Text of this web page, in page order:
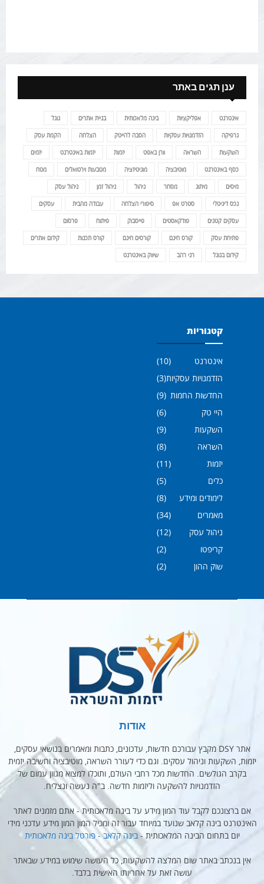
ענן תגים באתר
אינטרנט אפליקציות בינה מלאכותית בניית אתרים גוגל
גרפיקה הזדמנויות עסקיות הסבה להייטק הצלחה הקמת עסק
השקעות השראה וורן באפט יזמות יזמות באינטרנט יזמים
כסף באינטרנט מוטיבציה מוניטיזציה מטבעות וירטואלים מטח
מיסים מיתוג מסחר ניהול ניהול זמן ניהול עסק
נכס דיגיטלי סטרט אפ סיפורי הצלחה עבודה מהבית עסקים
עסקים קטנים פודקאסטים פייסבוק פיתוח פרסום
פתיחת עסק קורס חינם קורסים חינם קורס תכנות קידום אתרים
קידום בגוגל רני רהב שיווק באינטרנט
קטגוריות
אינטרנט
(10)
הזדמנויות עסקיות(3)
החדשות החמות (9)
היי טק
(6)
השקעות
(9)
השראה
(8)
יזמות
(11)
כלים
(5)
לימודים ומידע
(8)
מאמרים
(34)
ניהול עסק
(12)
קריפטו
(2)
שוק ההון
(2)
אודות
אתר DSY מקבץ עבורכם חדשות, עדכונים, כתבות ומאמרים בנושאי עסקים,
יזמות, השקעות וניהול עסקים. וגם כדי לעורר השראה, מוטיבציה וחשיבה יזמית
בקרב הגולשים. החדשות מכל רחבי העולם, ותוכלו למצוא מגוון עמום של
הזדמנויות להשקעה וליזמות חדשה. ב"ה נעשה ונצליח.
אם ברצונכם לקבל עוד המון מידע על בינה מלאכותית - אתם מזמנים לאתר
האינטרנט בינה קלאב שנועד במיוחד עבור זה ומכיל המון המון מידע עדכני מידי
יום בתחום הבינה המלאכותית -בינה קלאב - פורטל בינה מלאכותית
אין בנכתב באתר שום המלצה להשקעות, כל העושה שימוש במידע שבאתר
עושה זאת על אחריותו האישית בלבד.